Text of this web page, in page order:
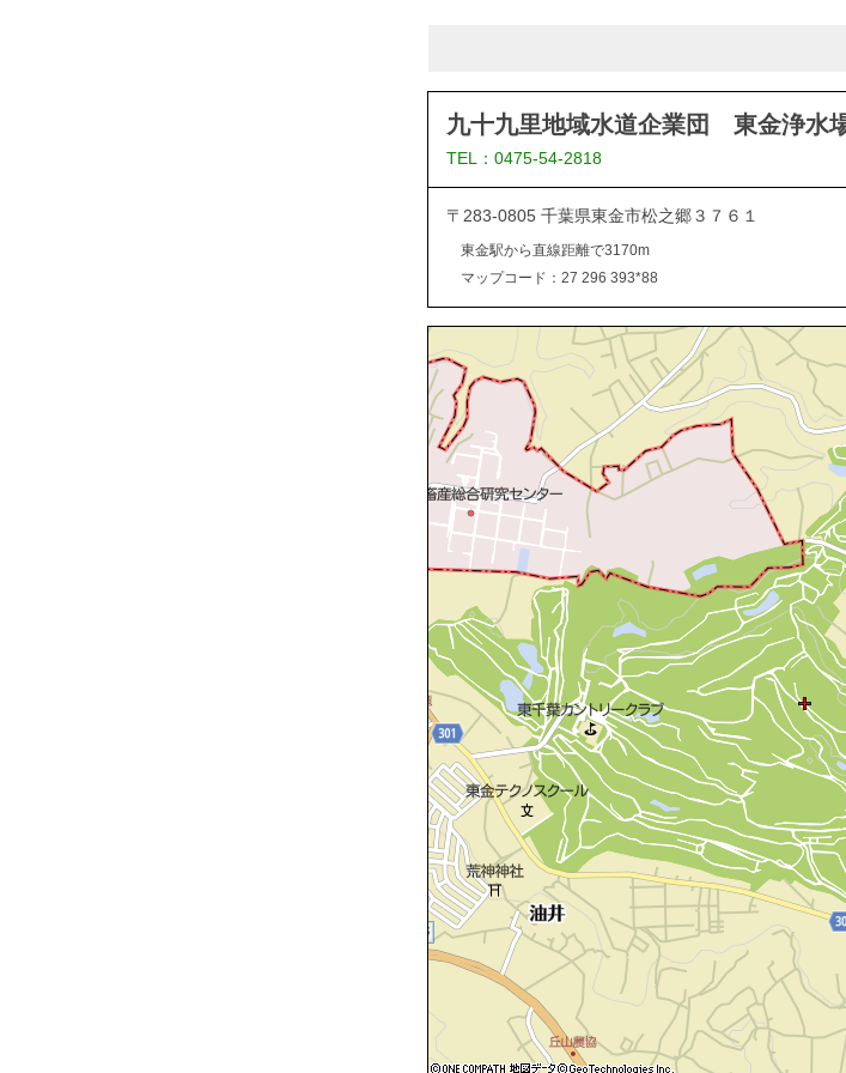
九十九里地域水道企業団 東金浄水
TEL：0475-54-2818
〒283-0805 千葉県東金市松之郷３７６１
東金駅から直線距離で3170m
マップコード：27 296 393*88